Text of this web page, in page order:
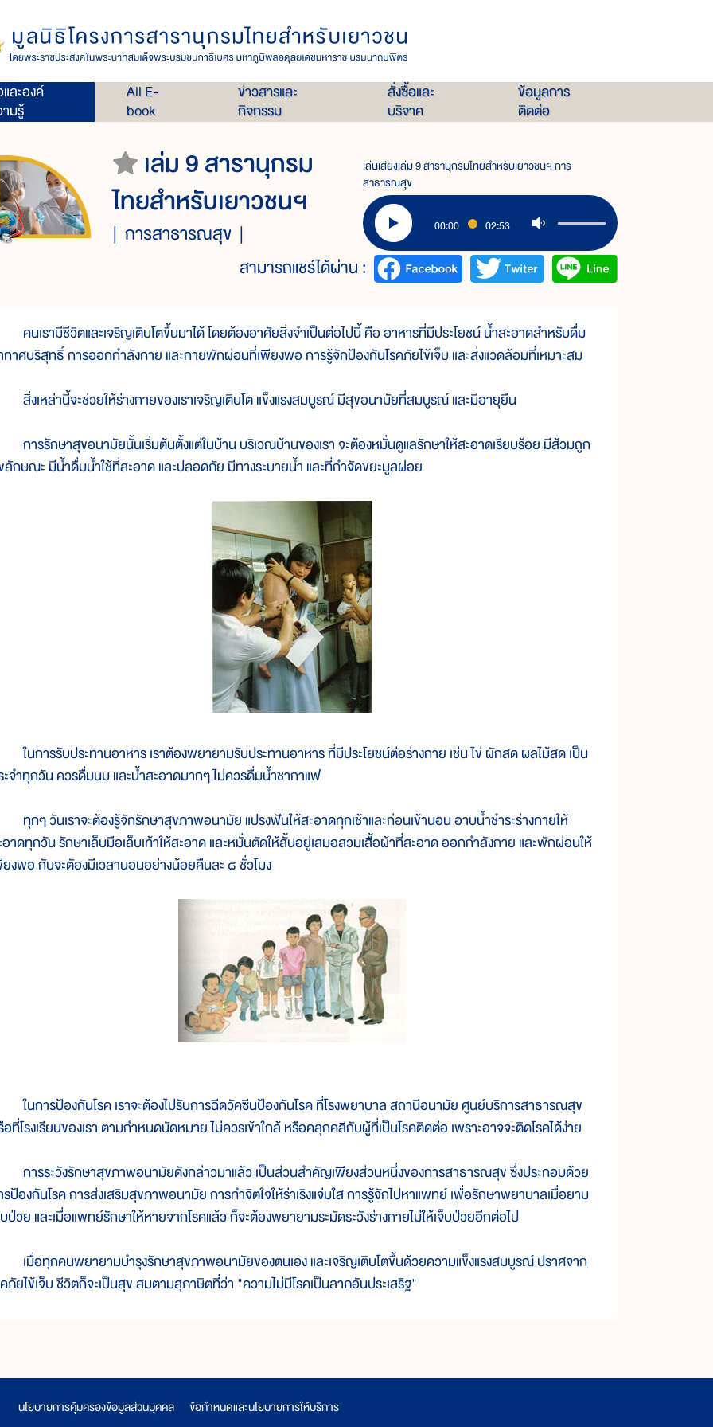
ละองค์
มรู้
All E-
book
ข่าวสารและ
กิจกรรม
สั่งซื้อและ
บริจาค
ข้อมูลการ
ติดต่อ
เล่ม 9 สารานุกรม
ไทยสำหรับเยาวชนฯ
การสาธารณสุข
เล่นเสียงเล่ม 9 สารานุกรมไทยสำหรับเยาวชนฯ การ
สาธารณสุข
00:00 02:53
สามารถแชร์ได้ผ่าน :
คนเรามีชีวิตและเจริญเติบโตขึ้นมาได้ โดยต้องอาศัยสิ่งจำเป็นต่อไปนี้ คือ อาหารที่มีประโยชน์ น้ำสะอาดสำหรับดื่ม
าศบริสุทธิ์ การออกกำลังกาย และกายพักผ่อนที่เพียงพอ การรู้จักป้องกันโรคภัยไข้เจ็บ และสิ่งแวดล้อมที่เหมาะสม
สิ่งเหล่านี้จะช่วยให้ร่างกายของเราเจริญเติบโต แข็งแรงสมบูรณ์ มีสุขอนามัยที่สมบูรณ์ และมีอายุยืน
การรักษาสุขอนามัยนั้นเริ่มต้นตั้งแต่ในบ้าน บริเวณบ้านของเรา จะต้องหมั่นดูแลรักษาให้สะอาดเรียบร้อย มีส้วมถูก
กษณะ มีน้ำดื่มน้ำใช้ที่สะอาด และปลอดภัย มีทางระบายน้ำ และที่กำจัดขยะมูลฝอย
ในการรับประทานอาหาร เราต้องพยายามรับประทานอาหาร ที่มีประโยชน์ต่อร่างกาย เช่น ไข่ ผักสด ผลไม้สด เป็น
ะจำทุกวัน ควรดื่มนม และน้ำสะอาดมากๆ ไม่ควรดื่มน้ำชากาแฟ
ทุกๆ วันเราจะต้องรู้จักรักษาสุขภาพอนามัย แปรงฟันให้สะอาดทุกเช้าและก่อนเข้านอน อาบน้ำชำระร่างกายให้
าดทุกวัน รักษาเล็บมือเล็บเท้าให้สะอาด และหมั่นตัดให้สั้นอยู่เสมอสวมเสื้อผ้าที่สะอาด ออกกำลังกาย และพักผ่อนให้
ยงพอ กับจะตัองมีเวลานอนอย่างน้อยคืนละ ๘ ชั่วโมง
ในการป้องกันโรค เราจะต้องไปรับการฉีดวัคซีนป้องกันโรค ที่โรงพยาบาล สถานีอนามัย ศูนย์บริการสาธารณสุข
อที่โรงเรียนของเรา ตามกำหนดนัดหมาย ไม่ควรเข้าใกล้ หรือคลุกคลีกับผู้ที่เป็นโรคติดต่อ เพราะอาจจะติดโรคได้ง่าย
การระวังรักษาสุขภาพอนามัยดังกล่าวมาแล้ว เป็นส่วนสำคัญเพียงส่วนหนึ่งของการสาธารณสุข ซึ่งประกอบด้วย
ป้องกันโรค การส่งเสริมสุขภาพอนามัย การทำจิตใจให้ร่าเริงแจ่มใส การรู้จักไปหาแพทย์ เพื่อรักษาพยาบาลเมื่อยาม
บป่วย และเมื่อแพทย์รักษาให้หายจากโรคแล้ว ก็จะต้องพยายามระมัดระวังร่างกายไม่ให้เจ็บป่วยอีกต่อไป
เมื่อทุกคนพยายามบำรุงรักษาสุขภาพอนามัยของตนเอง และเจริญเติบโตขึ้นด้วยความแข็งแรงสมบูรณ์ ปราศจาก
ภัยไข้เจ็บ ชีวิตก็จะเป็นสุข สมตามสุภาษิตที่ว่า "ความไม่มีโรคเป็นลาภอันประเสริฐ"
นโยบายการคุ้มครองข้อมูลส่วนบุคคล ข้อกำหนดและนโยบายการให้บริการ